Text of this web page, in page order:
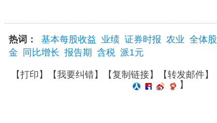
热词： 基本每股收益 业绩 证券时报 农业 全体
金
同比增长 报告期 含税 派1元
【打印】【我要纠错】【复制链接】【转发邮件】
】